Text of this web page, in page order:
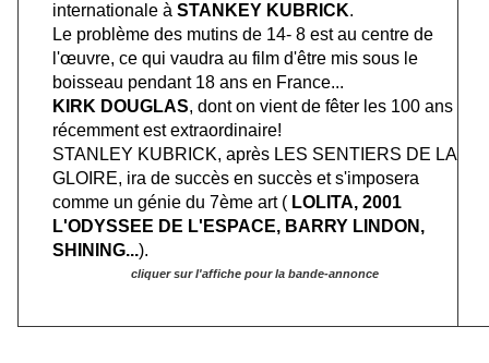
internationale à STANKEY KUBRICK.
Le problème des mutins de 14- 8 est au centre de
l'œuvre, ce qui vaudra au film d'être mis sous le
boisseau pendant 18 ans en France...
KIRK DOUGLAS, dont on vient de fêter les 100 ans
récemment est extraordinaire!
STANLEY KUBRICK, après LES SENTIERS DE LA
GLOIRE, ira de succès en succès et s'imposera
comme un génie du 7ème art ( LOLITA, 2001
L'ODYSSEE DE L'ESPACE, BARRY LINDON,
SHINING...).
cliquer sur l'affiche pour la bande-annonce